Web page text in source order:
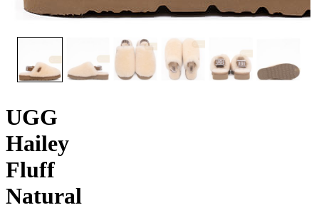
UGG
Hailey
Fluff
Natural